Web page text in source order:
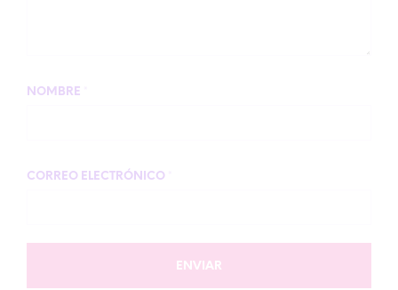
NOMBRE
CORREO ELECTRÓNICO